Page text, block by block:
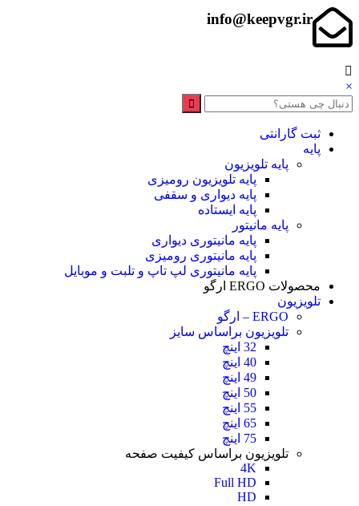
info@keepvgr.ir
×
ثبت گارانتی
پایه
پایه تلویزیون
پایه تلویزیون رومیزی
پایه دیواری و سقفی
پایه ایستاده
پایه مانیتور
پایه مانیتوری دیواری
پایه مانیتوری رومیزی
پایه مانیتوری لپ تاپ و تلبت و موبایل
محصولات ERGO ارگو
تلویزیون
ERGO – ارگو
تلویزیون براساس سایز
32 اینچ
40 اینچ
49 اینچ
50 اینچ
55 اینچ
65 اینچ
75 اینچ
تلویزیون براساس کیفیت صفحه
4K
Full HD
HD